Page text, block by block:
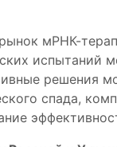
мРНК-
испытаний
решения
спада,